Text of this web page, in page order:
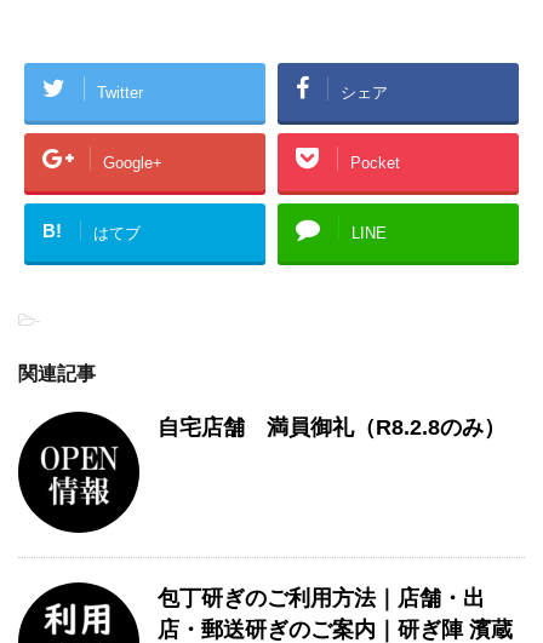
Twitter シェア
Google+ Pocket
B! はてブ LINE
-
関連記事
自宅店舗 満員御礼（R8.2.8のみ）
包丁研ぎのご利用方法｜店舗・出
店・郵送研ぎのご案内｜研ぎ陣 濱蔵